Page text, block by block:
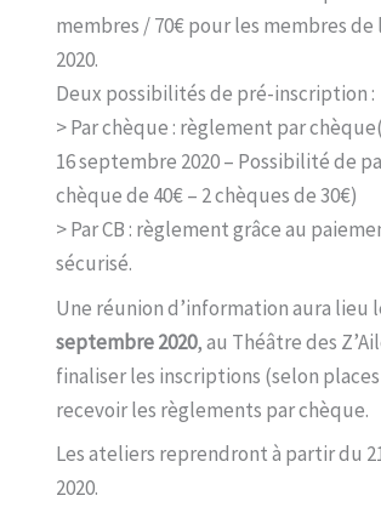
membres / 70€ pour les membres de
2020.
Deux possibilités de pré-inscription :
> Par chèque : règlement par
16 septembre 2020 – Possibilité de
chèque de 40€ – 2 chèques de 30€)
> Par CB : règlement grâce au
sécurisé.
Une réunion d’information aura lieu
septembre 2020, au Théâtre des
finaliser les inscriptions (selon
recevoir les règlements par chèque.
Les ateliers reprendront à partir du
2020.